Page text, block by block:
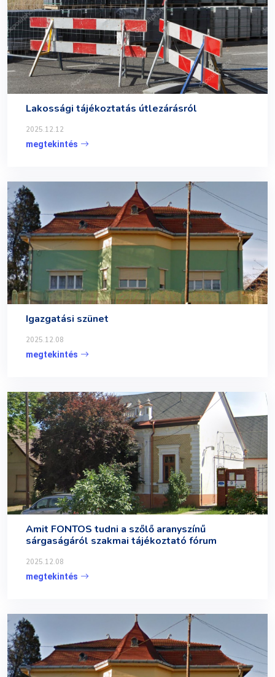
Lakossági tájékoztatás útlezárásról
2025.12.12
megtekintés
Igazgatási szünet
2025.12.08
megtekintés
Amit FONTOS tudni a szőlő aranyszínű
sárgaságáról szakmai tájékoztató fórum
2025.12.08
megtekintés